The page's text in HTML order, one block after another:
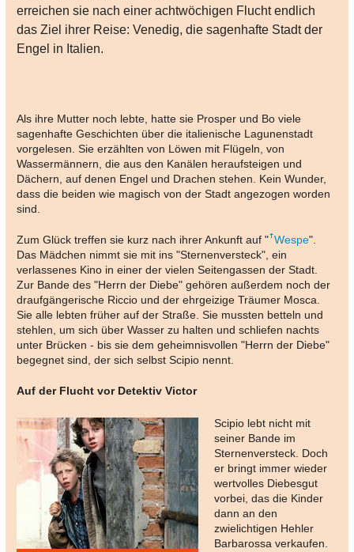
erreichen sie nach einer achtwöchigen Flucht endlich
das Ziel ihrer Reise: Venedig, die sagenhafte Stadt der
Engel in Italien.
Als ihre Mutter noch lebte, hatte sie Prosper und Bo viele
sagenhafte Geschichten über die italienische Lagunenstadt
vorgelesen. Sie erzählten von Löwen mit Flügeln, von
Wassermännern, die aus den Kanälen heraufsteigen und
Dächern, auf denen Engel und Drachen stehen. Kein Wunder,
dass die beiden wie magisch von der Stadt angezogen worden
sind.
Zum Glück treffen sie kurz nach ihrer Ankunft auf " Wespe".
Das Mädchen nimmt sie mit ins "Sternenversteck", ein
verlassenes Kino in einer der vielen Seitengassen der Stadt.
Zur Bande des "Herrn der Diebe" gehören außerdem noch der
draufgängerische Riccio und der ehrgeizige Träumer Mosca.
Sie alle lebten früher auf der Straße. Sie mussten betteln und
stehlen, um sich über Wasser zu halten und schliefen nachts
unter Brücken - bis sie dem geheimnisvollen "Herrn der Diebe"
begegnet sind, der sich selbst Scipio nennt.
Auf der Flucht vor Detektiv Victor
Scipio lebt nicht mit
seiner Bande im
Sternenversteck. Doch
er bringt immer wieder
wertvolles Diebesgut
vorbei, das die Kinder
dann an den
zwielichtigen Hehler
Barbarossa verkaufen.